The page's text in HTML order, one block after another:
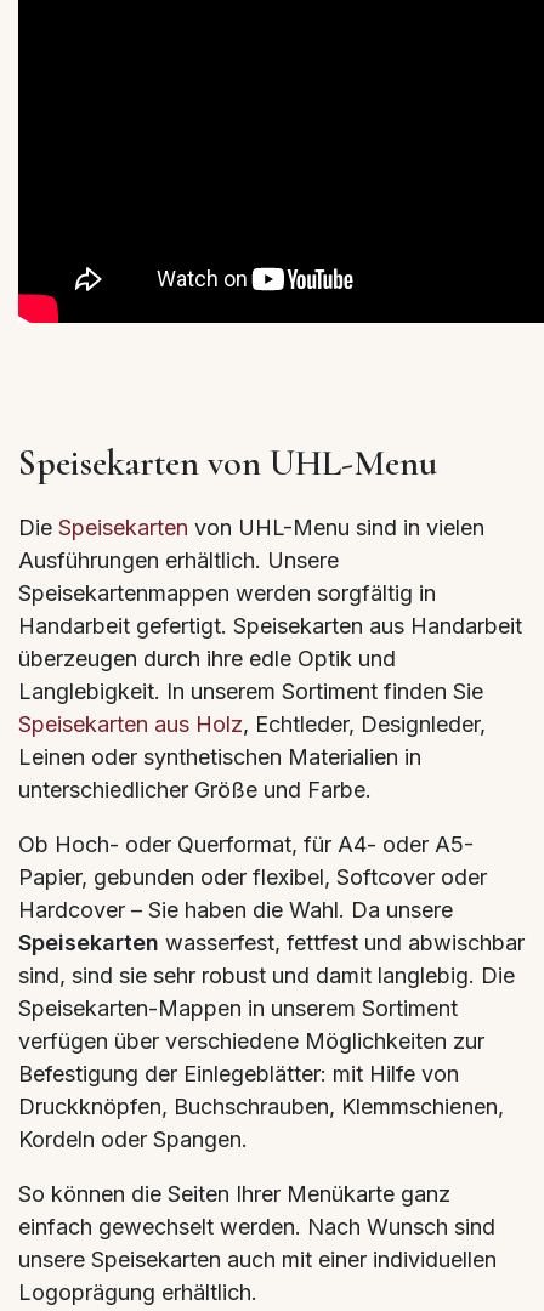
Speisekarten von UHL-Menu
Die Speisekarten von UHL-Menu sind in vielen
Ausführungen erhältlich. Unsere
Speisekartenmappen werden sorgfältig in
Handarbeit gefertigt. Speisekarten aus Handarbeit
überzeugen durch ihre edle Optik und
Langlebigkeit. In unserem Sortiment finden Sie
Speisekarten aus Holz, Echtleder, Designleder,
Leinen oder synthetischen Materialien in
unterschiedlicher Größe und Farbe.
Ob Hoch- oder Querformat, für A4- oder A5-
Papier, gebunden oder flexibel, Softcover oder
Hardcover – Sie haben die Wahl. Da unsere
Speisekarten wasserfest, fettfest und abwischbar
sind, sind sie sehr robust und damit langlebig. Die
Speisekarten-Mappen in unserem Sortiment
verfügen über verschiedene Möglichkeiten zur
Befestigung der Einlegeblätter: mit Hilfe von
Druckknöpfen, Buchschrauben, Klemmschienen,
Kordeln oder Spangen.
So können die Seiten Ihrer Menükarte ganz
einfach gewechselt werden. Nach Wunsch sind
unsere Speisekarten auch mit einer individuellen
Logoprägung erhältlich.